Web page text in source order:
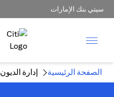
سيتي بنك الإمارات
الصفحة الرئيسية إدارة الديون